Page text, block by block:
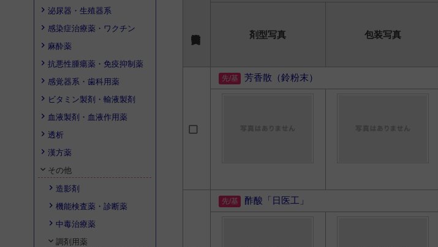
泌尿器・生殖器系
感染症治療薬・ワクチン
麻酔薬
抗悪性腫瘍薬・免疫抑制薬
感覚器系・歯科用薬
ビタミン製剤・輸液製剤
血液製剤・血液作用薬
透析
漢方薬
その他
造影剤
機能検査薬・診断薬
中毒治療薬
調剤用薬
剤型写真 包装写真
芳香散（鈴粉末）
酢酸「日医工」